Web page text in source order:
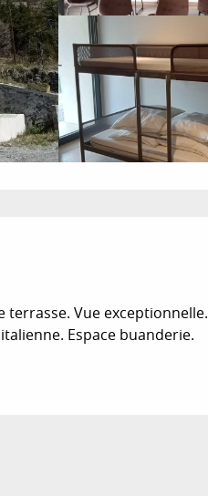
terrasse. Vue exceptionnelle.
Espace buanderie.